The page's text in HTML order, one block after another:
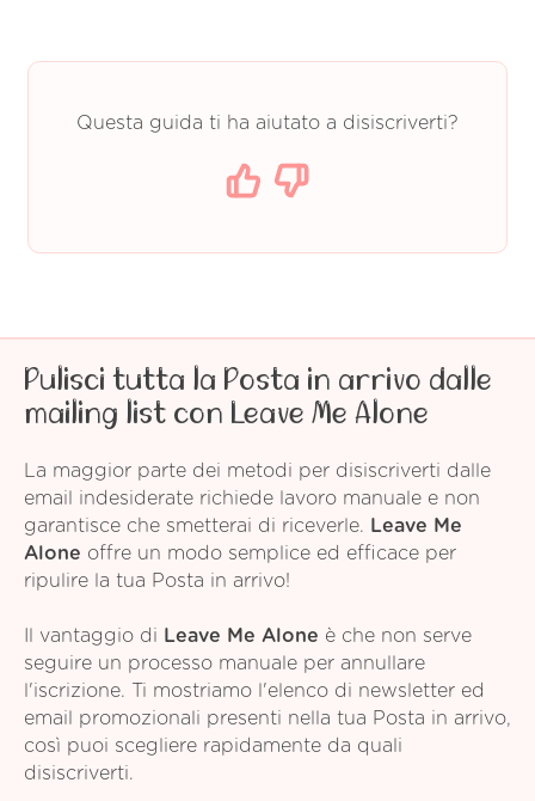
Questa guida ti ha aiutato a disiscriverti?
Pulisci tutta la Posta in arrivo dalle
mailing list con Leave Me Alone
La maggior parte dei metodi per disiscriverti dalle
email indesiderate richiede lavoro manuale e non
garantisce che smetterai di riceverle.
Leave Me
Alone offre un modo semplice ed efficace per
ripulire la tua Posta in arrivo!
Il vantaggio di Leave Me Alone è che non serve
seguire un processo manuale per annullare
l'iscrizione. Ti mostriamo l'elenco di newsletter ed
email promozionali presenti nella tua Posta in arrivo,
così puoi scegliere rapidamente da quali
disiscriverti.